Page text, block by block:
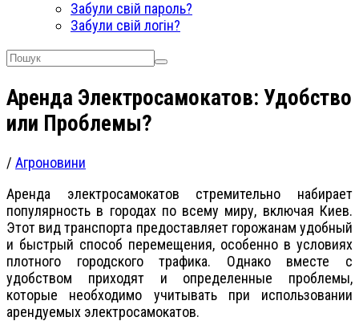
Забули свій пароль?
Забули свій логін?
Аренда Электросамокатов: Удобство
или Проблемы?
/ Агроновини
Аренда электросамокатов стремительно набирает
популярность в городах по всему миру, включая Киев.
Этот вид транспорта предоставляет горожанам удобный
и быстрый способ перемещения, особенно в условиях
плотного городского трафика. Однако вместе с
удобством приходят и определенные проблемы,
которые необходимо учитывать при использовании
арендуемых электросамокатов.